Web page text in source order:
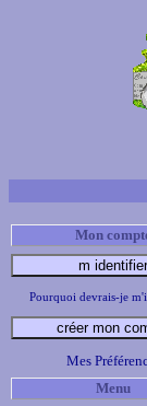
Mon
Pourquoi devrais-je
Mes
Menu